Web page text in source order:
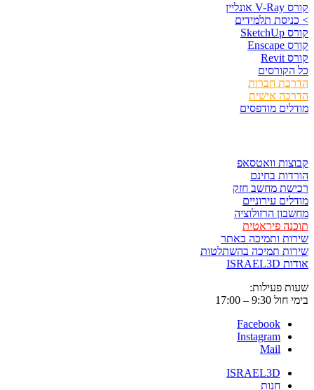
קורס V-Ray אונליין
> כניסת תלמידים
קורס SketchUp
קורס Enscape
קורס Revit
כל הקורסים
הדרכת חברות
הדרכה אישית
מודלים מודפסים
קבוצות וואטסאפ
הורדות בחינם
רכישת מחשב חזק
מודלים עירוניים
מחשבון הרזולוציה
תוכנה פיראטית
שירות ותמיכה באתר
שירות תמיכה בהשתלטות
אודות ISRAEL3D
שעות פעילות:
בימי חול 9:30 – 17:00
Facebook
Instagram
Mail
ISRAEL3D
חנות